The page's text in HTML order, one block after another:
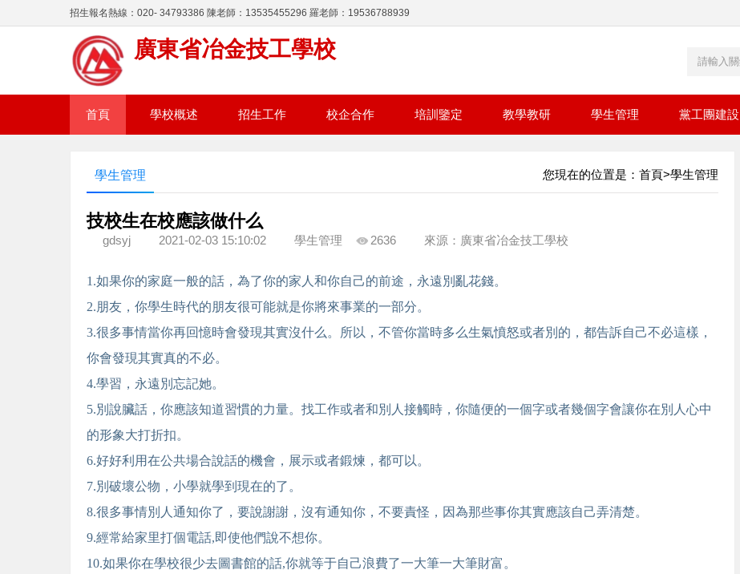
招生報名熱線：020- 34793386 陳老師：13535455296 羅老師：19536788939
廣東省冶金技工學校
首頁 學校概述 招生工作 校企合作 培訓鑒定 教學教研 學生管理 黨工團建設
您現在的位置是： 首頁>學生管理
學生管理
技校生在校應該做什么
gdsyj 2021-02-03 15:10:02 學生管理 2636 來源：廣東省冶金技工學校
1.如果你的家庭一般的話，為了你的家人和你自己的前途，永遠別亂花錢。
2.朋友，你學生時代的朋友很可能就是你將來事業的一部分。
3.很多事情當你再回憶時會發現其實沒什么。所以，不管你當時多么生氣憤怒或者別的，都告訴自己不必這樣，
你會發現其實真的不必。
4.學習，永遠別忘記她。
5.別說臟話，你應該知道習慣的力量。找工作或者和別人接觸時，你隨便的一個字或者幾個字會讓你在別人心中
的形象大打折扣。
6.好好利用在公共場合說話的機會，展示或者鍛煉，都可以。
7.別破壞公物，小學就學到現在的了。
8.很多事情別人通知你了，要說謝謝，沒有通知你，不要責怪，因為那些事你其實應該自己弄清楚。
9.經常給家里打個電話,即使他們說不想你。
10.如果你在學校很少去圖書館的話,你就等于自己浪費了一大筆一大筆財富。